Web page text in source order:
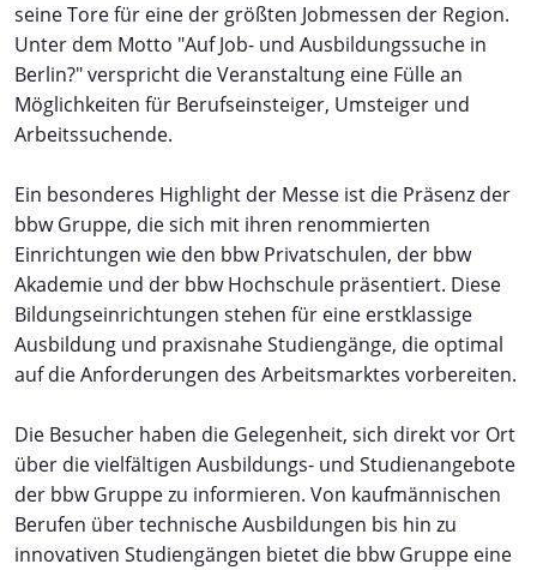
seine Tore für eine der größten Jobmessen der Region.
Unter dem Motto "Auf Job- und Ausbildungssuche in
Berlin?" verspricht die Veranstaltung eine Fülle an
Möglichkeiten für Berufseinsteiger, Umsteiger und
Arbeitssuchende.
Ein besonderes Highlight der Messe ist die Präsenz der
bbw Gruppe, die sich mit ihren renommierten
Einrichtungen wie den bbw Privatschulen, der bbw
Akademie und der bbw Hochschule präsentiert. Diese
Bildungseinrichtungen stehen für eine erstklassige
Ausbildung und praxisnahe Studiengänge, die optimal
auf die Anforderungen des Arbeitsmarktes vorbereiten.
Die Besucher haben die Gelegenheit, sich direkt vor Ort
über die vielfältigen Ausbildungs- und Studienangebote
der bbw Gruppe zu informieren. Von kaufmännischen
Berufen über technische Ausbildungen bis hin zu
innovativen Studiengängen bietet die bbw Gruppe eine